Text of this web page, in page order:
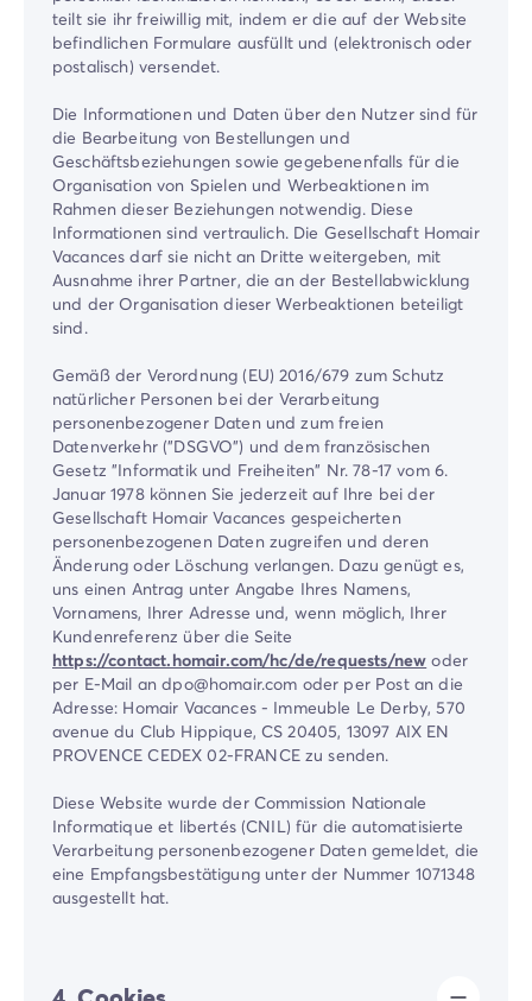
teilt sie ihr freiwillig mit, indem er die auf der Website
befindlichen Formulare ausfüllt und (elektronisch oder
postalisch) versendet.
Die Informationen und Daten über den Nutzer sind für
die Bearbeitung von Bestellungen und
Geschäftsbeziehungen sowie gegebenenfalls für die
Organisation von Spielen und Werbeaktionen im
Rahmen dieser Beziehungen notwendig. Diese
Informationen sind vertraulich. Die Gesellschaft Homair
Vacances darf sie nicht an Dritte weitergeben, mit
Ausnahme ihrer Partner, die an der Bestellabwicklung
und der Organisation dieser Werbeaktionen beteiligt
sind.
Gemäß der Verordnung (EU) 2016/679 zum Schutz
natürlicher Personen bei der Verarbeitung
personenbezogener Daten und zum freien
Datenverkehr ("DSGVO") und dem französischen
Gesetz "Informatik und Freiheiten" Nr. 78-17 vom 6.
Januar 1978 können Sie jederzeit auf Ihre bei der
Gesellschaft Homair Vacances gespeicherten
personenbezogenen Daten zugreifen und deren
Änderung oder Löschung verlangen. Dazu genügt es,
uns einen Antrag unter Angabe Ihres Namens,
Vornamens, Ihrer Adresse und, wenn möglich, Ihrer
Kundenreferenz über die Seite
https://contact.homair.com/hc/de/requests/new oder
per E-Mail an dpo@homair.com oder per Post an die
Adresse: Homair Vacances - Immeuble Le Derby, 570
avenue du Club Hippique, CS 20405, 13097 AIX EN
PROVENCE CEDEX 02-FRANCE zu senden.
Diese Website wurde der Commission Nationale
Informatique et libertés (CNIL) für die automatisierte
Verarbeitung personenbezogener Daten gemeldet, die
eine Empfangsbestätigung unter der Nummer 1071348
ausgestellt hat.